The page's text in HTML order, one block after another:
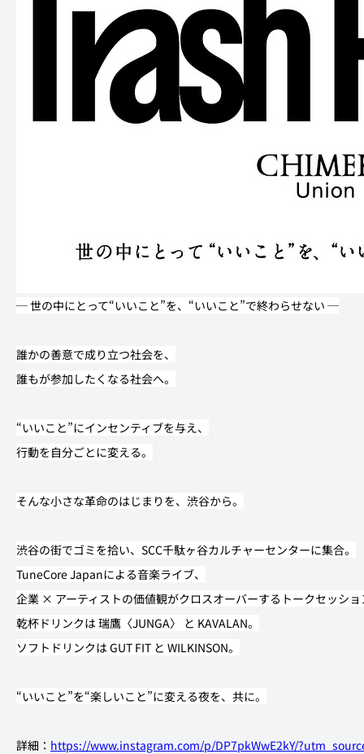
─ 世の中にとって“いいこと”を、“いいこと”で終わらせない ─
誰かの善意で成り立つ社会を、
誰もが参加したくなる社会へ。
“いいこと”にインセンティブを与え、
行動を自分ごとに変える。
そんな小さな革命のはじまりを、渋谷から。
渋谷の街でゴミを拾い、SCC千駄ヶ谷カルチャーセンターに集合。
TuneCore Japanによる音楽ライブ、
企業 × アーティストの価値観がクロスオーバーするトークセッショ
乾杯ドリンクは 瑞鷹〈JUNGA〉 と KAVALAN。
ソフトドリンクは GUT FIT と WILKINSON。
“いいこと”を“楽しいこと”に変える夜を、共に。
詳細： https://www.instagram.com/p/DP7pkWwE2kY/